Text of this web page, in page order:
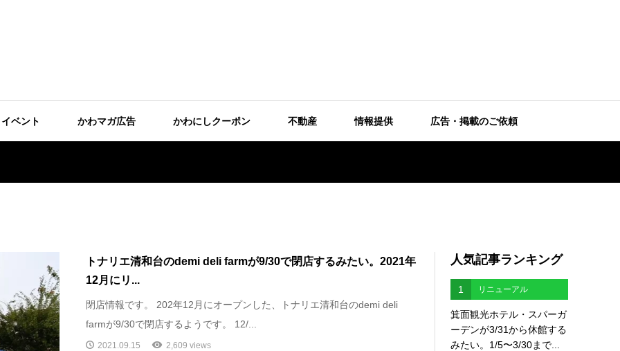
イベント かわマガ広告 かわにしクーポン 不動産 情報提供 広告・掲載のご依頼
トナリエ清和台のdemi deli farmが9/30で閉店するみたい。2021年
12月にリ...
閉店情報です。 202年12月にオープンした、トナリエ清和台のdemi deli
farmが9/30で閉店するようです。 12/...
2021.09.15 2,609 views
人気記事ランキング
1 リニューアル
箕面観光ホテル・スパーガ
ーデンが3/31から休館する
みたい。1/5〜3/30まで...